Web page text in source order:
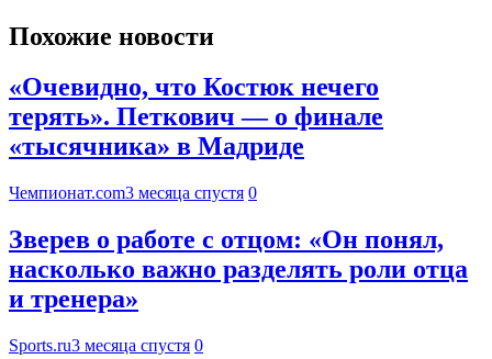
Похожие новости
«Очевидно, что Костюк нечего
терять». Петкович — о финале
«тысячника» в Мадриде
Чемпионат.com3 месяца спустя 0
Зверев о работе с отцом: «Он понял,
насколько важно разделять роли отца
и тренера»
Sports.ru3 месяца спустя 0